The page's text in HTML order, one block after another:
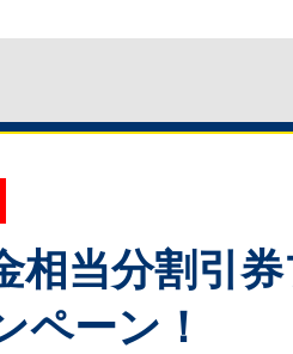
相当分割引
ペーン！